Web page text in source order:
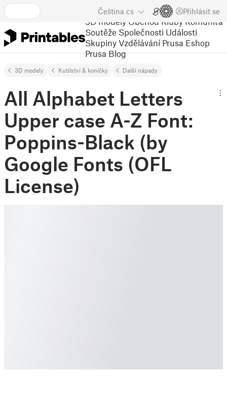
Čeština cs Přihlásit se
3D modely Obchod Kluby Komunita
Soutěže Společnosti Události
Skupiny Vzdělávání Prusa Eshop
Prusa Blog
3D modely Kutilství & koníčky Další nápady
All Alphabet Letters
Upper case A-Z Font:
Poppins-Black (by
Google Fonts (OFL
License)